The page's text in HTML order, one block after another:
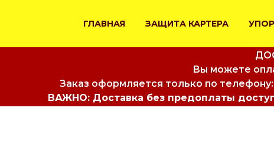
ГЛАВНАЯ ЗАЩИТА КАРТЕРА
Вы можете
Заказ оформляется только по телефону:
ВАЖНО: Доставка без предоплаты